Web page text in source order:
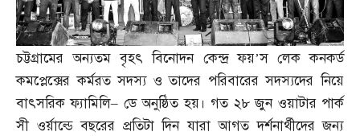
চট্টগ্রামের অন্যতম বৃহৎ বিনোদন কেন্দ্র ফয়’স লেক কনকর্ড
কমপ্লেক্সের কর্মরত সদস্য ও তাদের পরিবারের সদস্যদের নিয়ে
বাৎসরিক ফ্যামিলি– ডে অনুষ্ঠিত হয়। গত ২৮ জুন ওয়াটার পার্ক
সী ওর্য়াল্ডে বছরের প্রতিটা দিন যারা আগত দর্শনার্থীদের জন্য